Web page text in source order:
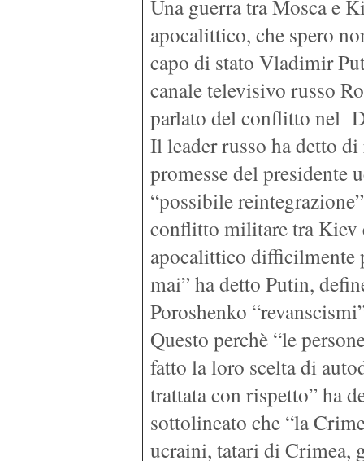
Una guerra tra Mosca e
apocalittico, che spero
capo di stato Vladimir
canale televisivo russo
parlato del conflitto nel
Il leader russo ha detto
promesse del presidente
“possibile
conflitto militare tra Kiev
apocalittico difficilmente
mai” ha detto Putin,
Poroshenko
Questo perchè “le
fatto la loro scelta di
trattata con rispetto” ha
sottolineato che “la
ucraini, tatari di Crimea,